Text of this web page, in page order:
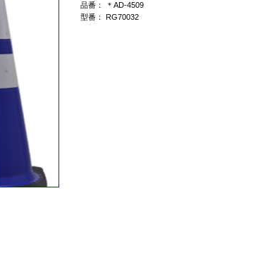
品番：
＊AD-4509
型番：
RG70032